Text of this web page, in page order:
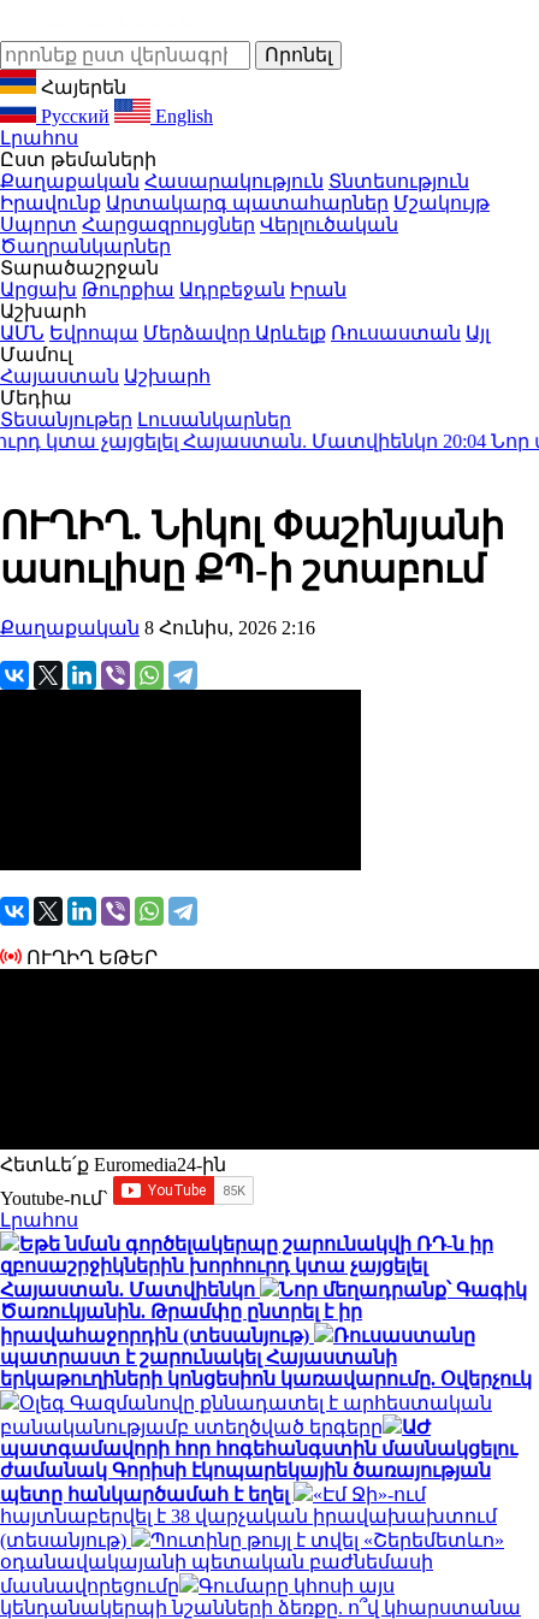
Հայերեն
Русский
English
Լրահոս
Ըստ թեմաների
Քաղաքական Հասարակություն Տնտեսություն
Իրավունք Արտակարգ պատահարներ Մշակույթ
Սպորտ Հարցազրույցներ Վերլուծական
Ծաղրանկարներ
Տարածաշրջան
Արցախ Թուրքիա Ադրբեջան Իրան
Աշխարհ
ԱՄՆ Եվրոպա Մերձավոր Արևելք Ռուսաստան Այլ
Մամուլ
Հայաստան Աշխարհ
Մեդիա
Տեսանյութեր Լուսանկարներ
կտա չայցելել Հայաստան. Մատվիենկո20:04Նոր
ՈՒՂԻՂ. Նիկոլ Փաշինյանի
ասուլիսը ՔՊ-ի շտաբում
Քաղաքական 8 Հունիս, 2026 2:16
ՈՒՂԻՂ ԵԹԵՐ
Հետևե՛ք Euromedia24-ին
Youtube-ում`
Լրահոս
Եթե նման գործելակերպը շարունակվի ՌԴ-ն իր
զբոսաշրջիկներին խորհուրդ կտա չայցելել
Հայաստան. Մատվիենկո
Նոր մեղադրանք՝ Գագիկ
Ծառուկյանին. Թրամփը ընտրել է իր
իրավահաջորդին (տեսանյութ)
Ռուսաստանը
պատրաստ է շարունակել Հայաստանի
երկաթուղիների կոնցեսիոն կառավարումը. Օվերչուկ
Օլեգ Գազմանովը քննադատել է արհեստական
բանականությամբ ստեղծված երգերը
ԱԺ
պատգամավորի հոր հոգեհանգստին մասնակցելու
ժամանակ Գորիսի էկոպարեկային ծառայության
պետը հանկարծամահ է եղել
«Էմ Ջի»-ում
հայտնաբերվել է 38 վարչական իրավախախտում
(տեսանյութ)
Պուտինը թույլ է տվել «Շերեմետևո»
օդանավակայանի պետական բաժնեմասի
մասնավորեցումը
Գումարը կհոսի այս
կենդանակերպի նշանների ձեռքը. ո՞վ կհարստանա